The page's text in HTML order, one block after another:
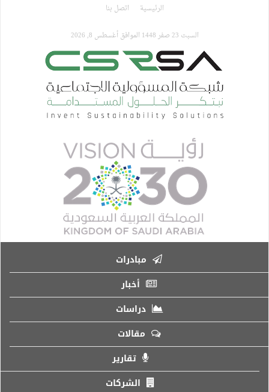
الرئيسية اتصل بنا
السبت 23 صفر 1448 الموافق أغسطس 8, 2026
مبادرات
أخبار
دراسات
مقالات
تقارير
الشركات